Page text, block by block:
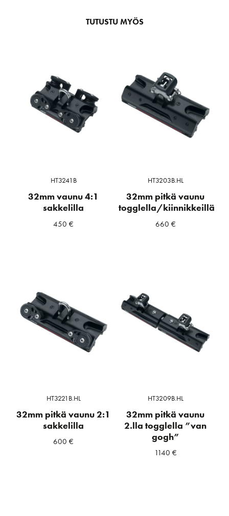
TUTUSTU MYÖS
HT3241B
32mm vaunu 4:1
sakkelilla
450€
HT3203B.HL
32mm pitkä vaunu
togglella/kiinnikkeillä
660 €
HT3221B.HL
32mm pitkä vaunu 2:1
sakkelilla
600€
HT3209B.HL
32mm pitkä vaunu
2.lla togglella ”van
gogh”
1140 €